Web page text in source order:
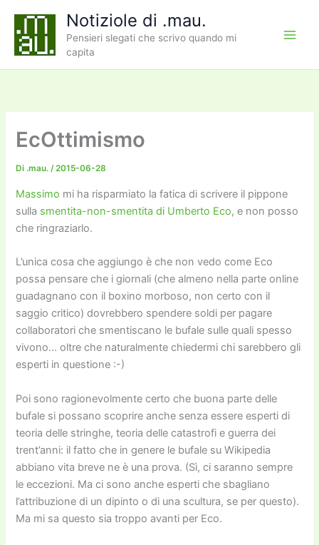
contenuto
Notiziole di .mau.
Pensieri slegati che scrivo quando mi
capita
EcOttimismo
Di .mau./2015-06-28
Massimo mi ha risparmiato la fatica di scrivere il pippone
sulla smentita-non-smentita di Umberto Eco, e non posso
che ringraziarlo.
L’unica cosa che aggiungo è che non vedo come Eco
possa pensare che i giornali (che almeno nella parte online
guadagnano con il boxino morboso, non certo con il
saggio critico) dovrebbero spendere soldi per pagare
collaboratori che smentiscano le bufale sulle quali spesso
vivono… oltre che naturalmente chiedermi chi sarebbero gli
esperti in questione :-)
Poi sono ragionevolmente certo che buona parte delle
bufale si possano scoprire anche senza essere esperti di
teoria delle stringhe, teoria delle catastrofi e guerra dei
trent’anni: il fatto che in genere le bufale su Wikipedia
abbiano vita breve ne è una prova. (Sì, ci saranno sempre
le eccezioni. Ma ci sono anche esperti che sbagliano
l’attribuzione di un dipinto o di una scultura, se per questo).
Ma mi sa questo sia troppo avanti per Eco.